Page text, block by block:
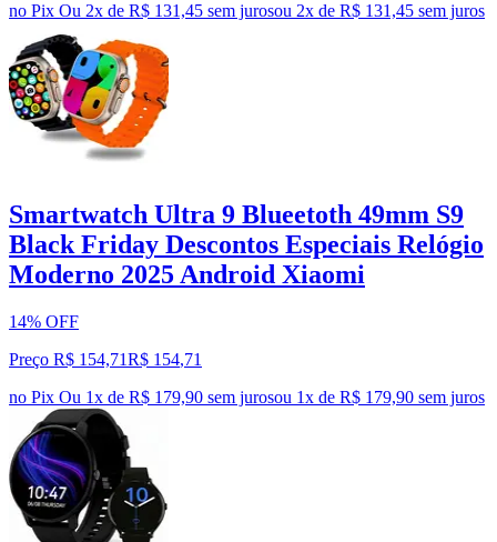
no Pix Ou 2x de R$ 131,45 sem jurosou 2x de R$ 131,45 sem juros
Smartwatch Ultra 9 Blueetoth 49mm S9
Black Friday Descontos Especiais Relógio
Moderno 2025 Android Xiaomi
14% OFF
Preço R$ 154,71R$ 154,71
no Pix Ou 1x de R$ 179,90 sem jurosou 1x de R$ 179,90 sem juros